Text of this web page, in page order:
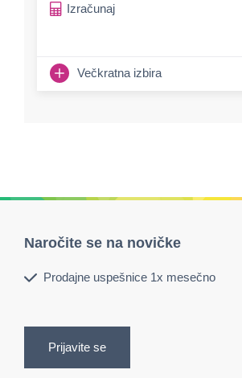
Izračunaj
Večkratna izbira
Naročite se na novičke
Prodajne uspešnice 1x mesečno
Prijavite se